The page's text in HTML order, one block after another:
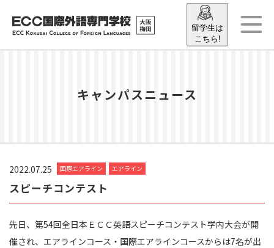
留学生は
こちら!
キャンパスニュース
2022.07.25 国際エアライン エアライン
スピーチコンテスト
先日、第54回全日本ＥＣＣ英語スピーチコンテスト学内大会が開
催され、エアラインコース・国際エアラインコースからは7名が出